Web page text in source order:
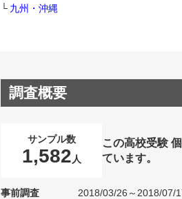
九州・沖縄
調査概要
サンプル数
1,582 人
この高校受験
ています。
事前調査
2018/03/26～2018/07/